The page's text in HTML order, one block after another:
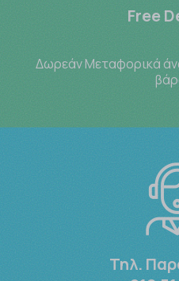
Free
Δωρεάν Μεταφορικά
Τηλ.